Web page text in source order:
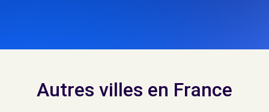
Autres villes en France